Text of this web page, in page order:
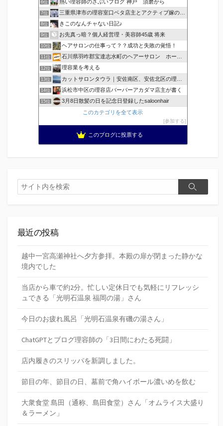
6位 熱い理容師のさぶいブログ 神戸 須磨から
7位 三重県津市の理容室口ベタ店主とアクティブ嫁のblog
8位 きこのなんチャない日記♪
9位 お先真っ暗？個人経営理・美容師45歳 将来
10位 ヘアサロンの仕事って？？成功と失敗の覚悟！
11位 石川県羽咋郡宝達志水町のヘアーサロン ホープヘアーズ
12位 理容業を考える
13位 カットサロンタウラ｜安佐南区、安佐北区の理美容院
14位 浜松市中区の理容店バーバーアカダマ店主が書く
15位
3月8日散髪の日を記念日登録したsaloonhair
このカテゴリを全て表示
参加する
このブログに投票する
検
索
検
最近の投稿
越中一宮高瀬神社へ夕方参拝。本殿の扉が閉まった静かな
境内でした
当店から車で約2分。忙しい定休日でも気軽にリフレッシ
ュできる「光明石温泉 福岡の湯」さん
今日のお疲れ風呂「光明石温泉有磯の湯さん」
ChatGPTとブログ理容師の「3日間にわたる死闘」
店内履きのスリッパを新調しました。
節目の年、節目の日、墓前で角ハイボール濃いめを飲む
大衆食堂 島田（通称、島田食堂）さん「オムライス大盛り
＆ラーメン」